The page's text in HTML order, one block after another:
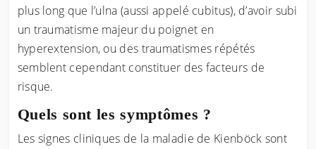
plus long que l’ulna (aussi appelé cubitus), d’avoir subi
un traumatisme majeur du poignet en
hyperextension, ou des traumatismes répétés
semblent cependant constituer des facteurs de
risque.
Quels sont les symptômes ?
Les signes cliniques de la maladie de Kienböck sont